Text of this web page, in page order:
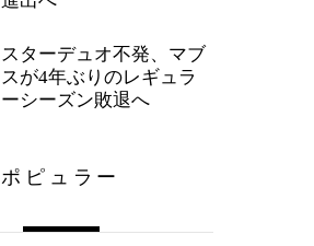
スターデュオ不発、マブ
スが4年ぶりのレギュラ
ーシーズン敗退へ
ポピュラー